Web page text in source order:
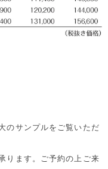
のサンプルをご覧いただ
ります。ご予約の上ご来